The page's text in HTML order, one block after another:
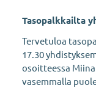
Tasopalkkailta
Tervetuloa
17.30
osoitteessa Miina
vasemmalla